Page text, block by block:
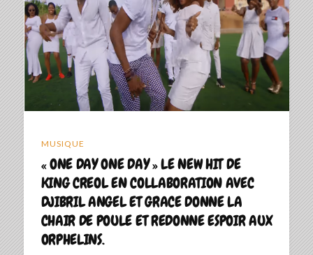
MUSIQUE
« ONE DAY ONE DAY » LE NEW HIT DE
KING CREOL EN COLLABORATION AVEC
DJIBRIL ANGEL ET GRACE DONNE LA
CHAIR DE POULE ET REDONNE ESPOIR AUX
ORPHELINS.